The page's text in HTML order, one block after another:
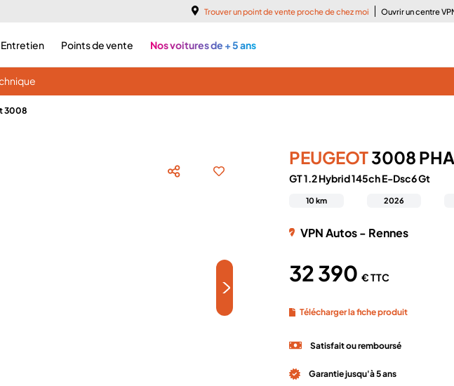
Trouver un point de vente proche de chez moi Ouvrir un centre
Entretien Points de vente Nos voitures de + 5 ans
3008
>
PEUGEOT3008
GT 1.2 Hybrid 145ch E-Dsc6 Gt
10 km 2026
VPN Autos - Rennes
32 390 € TTC
Télécharger la fiche produit
Satisfait ou remboursé
Garantie jusqu'à 5 ans